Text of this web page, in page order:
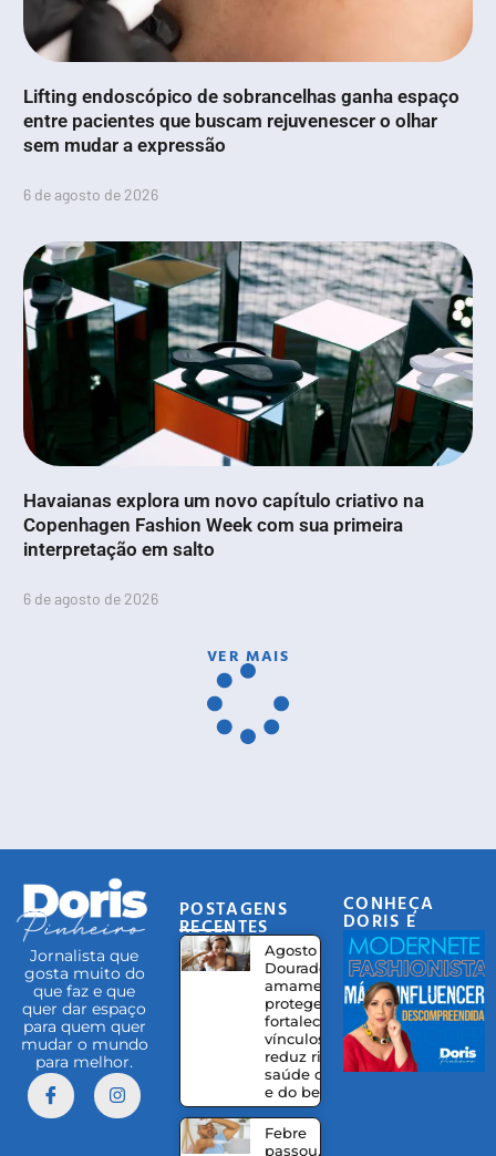
Lifting endoscópico de sobrancelhas ganha espaço
entre pacientes que buscam rejuvenescer o olhar
sem mudar a expressão
6 de agosto de 2026
Havaianas explora um novo capítulo criativo na
Copenhagen Fashion Week com sua primeira
interpretação em salto
6 de agosto de 2026
VER MAIS
Jornalista que
gosta muito do
que faz e que
quer dar espaço
para quem quer
mudar o mundo
para melhor.
POSTAGENS
RECENTES
Agosto
Dourado:
amamentação
protege,
fortalece
vínculos e
reduz riscos à
saúde da mãe
e do bebê
Febre
passou,
CONHEÇA
DORIS E
EQUIPE